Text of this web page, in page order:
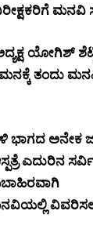
ಮನವಿ
ಯೋಗಿಶ್
ತಂದು
ಭಾಗದ ಅನೇಕ
ಎದುರಿನ
ಮನವಿಯಲ್ಲಿ